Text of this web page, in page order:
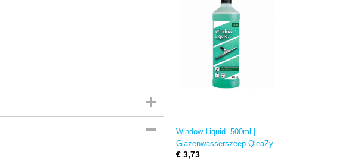
Window Liquid. 500ml |
Glazenwasserszeep QleaZy
€ 3,73